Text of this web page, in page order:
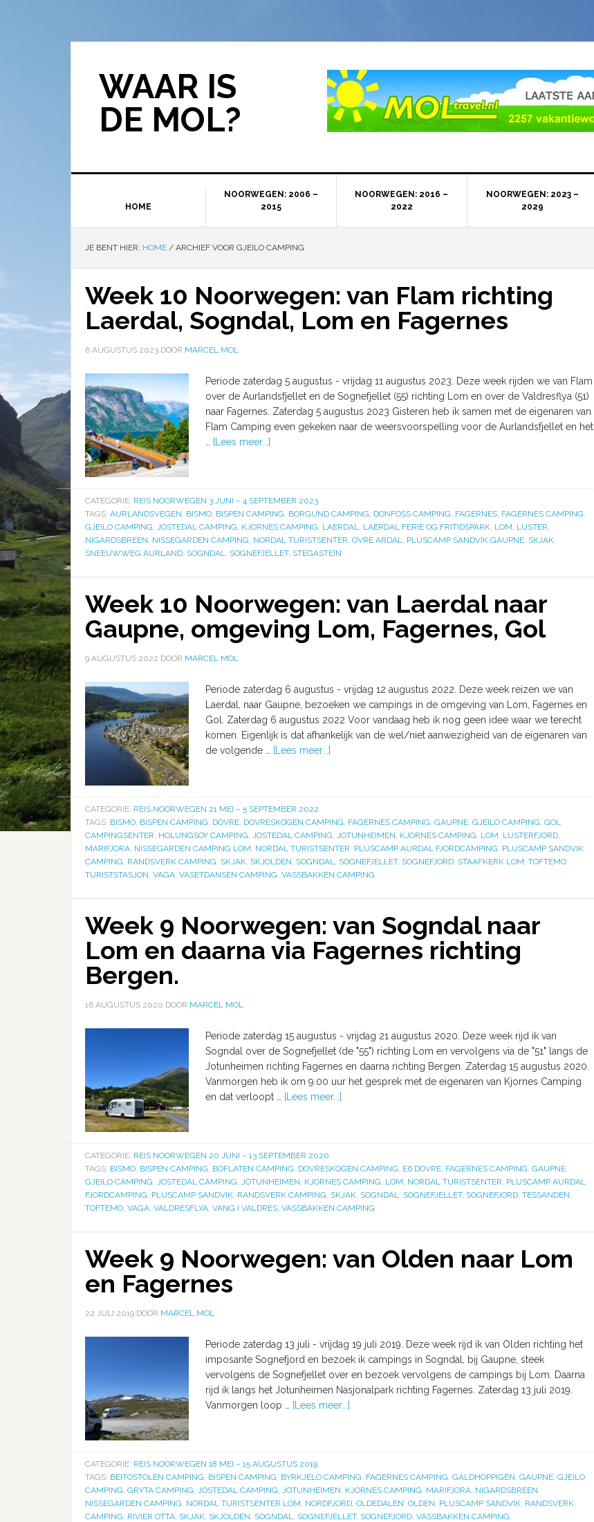
WAAR IS
DE MOL?
HOME
NOORWEGEN: 2006 –
2015
NOORWEGEN: 2016 –
2022
NOORWEGEN: 2023 –
2029
JE BENT HIER: HOME / ARCHIEF VOOR GJEILO CAMPING
Week 10 Noorwegen: van Flam richting
Laerdal, Sogndal, Lom en Fagernes
6 AUGUSTUS 2023 DOOR MARCEL MOL
Periode zaterdag 5 augustus - vrijdag 11 augustus 2023. Deze week rijden we van Flam
over de Aurlandsfjellet en de Sognefjellet (55) richting Lom en over de Valdresflya (51)
naar Fagernes. Zaterdag 5 augustus 2023 Gisteren heb ik samen met de eigenaren van
Flam Camping even gekeken naar de weersvoorspelling voor de Aurlandsfjellet en het
[Lees meer...]
CATEGORIE: REIS NOORWEGEN 3 JUNI – 4 SEPTEMBER 2023
TAGS: AURLANDSVEGEN, BISMO, BISPEN CAMPING, BORGUND CAMPING, DONFOSS CAMPING, FAGERNES, FAGERNES CAMPING,
GJEILO CAMPING, JOSTEDAL CAMPING, KJORNES CAMPING, LAERDAL, LAERDAL FERIE OG FRITIDSPARK, LOM, LUSTER,
NIGARDSBREEN, NISSEGARDEN CAMPING, NORDAL TURISTSENTER, OVRE ARDAL, PLUSCAMP SANDVIK GAUPNE, SKJAK,
SNEEUWWEG AURLAND, SOGNDAL, SOGNEFJELLET, STEGASTEIN
Week 10 Noorwegen: van Laerdal naar
Gaupne, omgeving Lom, Fagernes, Gol
9 AUGUSTUS 2022 DOOR MARCEL MOL
Periode zaterdag 6 augustus - vrijdag 12 augustus 2022. Deze week reizen we van
Laerdal, naar Gaupne, bezoeken we campings in de omgeving van Lom, Fagernes en
Gol. Zaterdag 6 augustus 2022 Voor vandaag heb ik nog geen idee waar we terecht
komen. Eigenlijk is dat afhankelijk van de wel/niet aanwezigheid van de eigenaren van
de volgende …
[Lees meer...]
CATEGORIE: REIS NOORWEGEN 21 MEI – 5 SEPTEMBER 2022
TAGS: BISMO, BISPEN CAMPING, DOVRE, DOVRESKOGEN CAMPING, FAGERNES CAMPING, GAUPNE, GJEILO CAMPING, GOL
CAMPINGSENTER, HOLUNGSOY CAMPING, JOSTEDAL CAMPING, JOTUNHEIMEN, KJORNES CAMPING, LOM, LUSTERFJORD,
MARIFJORA, NISSEGARDEN CAMPING LOM, NORDAL TURISTSENTER, PLUSCAMP AURDAL FJORDCAMPING, PLUSCAMP SANDVIK
CAMPING, RANDSVERK CAMPING, SKJAK, SKJOLDEN, SOGNDAL, SOGNEFJELLET, SOGNEFJORD, STAAFKERK LOM, TOFTEMO
TURISTSTASJON, VAGA, VASETDANSEN CAMPING, VASSBAKKEN CAMPING
Week 9 Noorwegen: van Sogndal naar
Lom en daarna via Fagernes richting
Bergen.
16 AUGUSTUS 2020 DOOR MARCEL MOL
Periode zaterdag 15 augustus - vrijdag 21 augustus 2020. Deze week rijd ik van
Sogndal over de Sognefjellet (de "55") richting Lom en vervolgens via de "51" langs de
Jotunheimen richting Fagernes en daarna richting Bergen. Zaterdag 15 augustus 2020.
Vanmorgen heb ik om 9.00 uur het gesprek met de eigenaren van Kjornes Camping
en dat verloopt …
[Lees meer...]
CATEGORIE: REIS NOORWEGEN 20 JUNI – 13 SEPTEMBER 2020
TAGS: BISMO, BISPEN CAMPING, BOFLATEN CAMPING, DOVRESKOGEN CAMPING, E6 DOVRE, FAGERNES CAMPING, GAUPNE,
GJEILO CAMPING, JOSTEDAL CAMPING, JOTUNHEIMEN, KJORNES CAMPING, LOM, NORDAL TURISTSENTER, PLUSCAMP AURDAL
FJORDCAMPING, PLUSCAMP SANDVIK, RANDSVERK CAMPING, SKJAK, SOGNDAL, SOGNEFJELLET, SOGNEFJORD, TESSANDEN,
TOFTEMO, VAGA, VALDRESFLYA, VANG I VALDRES, VASSBAKKEN CAMPING
Week 9 Noorwegen: van Olden naar Lom
en Fagernes
22 JULI 2019 DOOR MARCEL MOL
Periode zaterdag 13 juli - vrijdag 19 juli 2019. Deze week rijd ik van Olden richting het
imposante Sognefjord en bezoek ik campings in Sogndal, bij Gaupne, steek
vervolgens de Sognefjellet over en bezoek vervolgens de campings bij Lom. Daarna
rijd ik langs het Jotunheimen Nasjonalpark richting Fagernes. Zaterdag 13 juli 2019.
Vanmorgen loop …
[Lees meer...]
CATEGORIE: REIS NOORWEGEN 18 MEI – 15 AUGUSTUS 2019
TAGS: BEITOSTOLEN CAMPING, BISPEN CAMPING, BYRKJELO CAMPING, FAGERNES CAMPING, GALDHOPPIGEN, GAUPNE, GJEILO
CAMPING, GRYTA CAMPING, JOSTEDAL CAMPING, JOTUNHEIMEN, KJORNES CAMPING, MARIFJORA, NIGARDSBREEN,
NISSEGARDEN CAMPING, NORDAL TURISTSENTER LOM, NORDFJORD, OLDEDALEN, OLDEN, PLUSCAMP SANDVIK, RANDSVERK
CAMPING, RIVIER OTTA, SKJAK, SKJOLDEN, SOGNDAL, SOGNEFJELLET, SOGNEFJORD, VASSBAKKEN CAMPING